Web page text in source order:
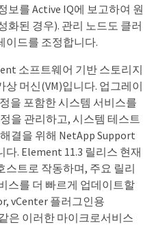
보를 Active IQ에 보고하여 원
화된 경우). 관리 노드도 클러
이드를 조정합니다.
소프트웨어 기반 스토리지
머신(VM)입니다. 업그레이
을 포함한 시스템 서비스를
을 관리하고, 시스템 테스트
결을 위해 NetApp Support
. Element 11.3 릴리스 현재
스트로 작동하며, 주요 릴리
스를 더 빠르게 업데이트할
vCenter 플러그인용
은 이러한 마이크로서비스